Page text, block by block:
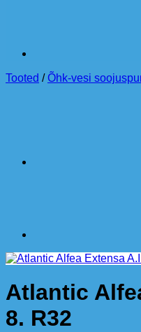
Tooted / Õhk-vesi
Atlantic
8. R32